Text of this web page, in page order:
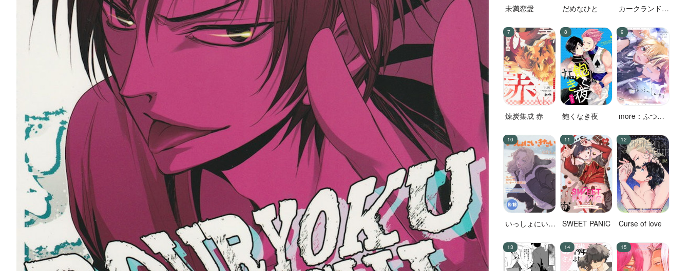
未満恋愛 だめなひと
カークランド卿
2
煉炭集成 赤 飽くなき夜
more：ふつう
いっしょにいき
SWEET PANIC Curse of love